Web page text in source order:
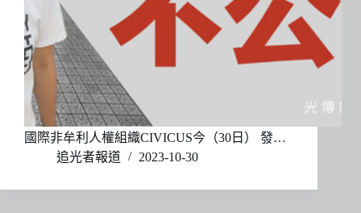
國際非牟利人權組織CIVICUS今（30日） 發…
追光者報道
2023-10-30